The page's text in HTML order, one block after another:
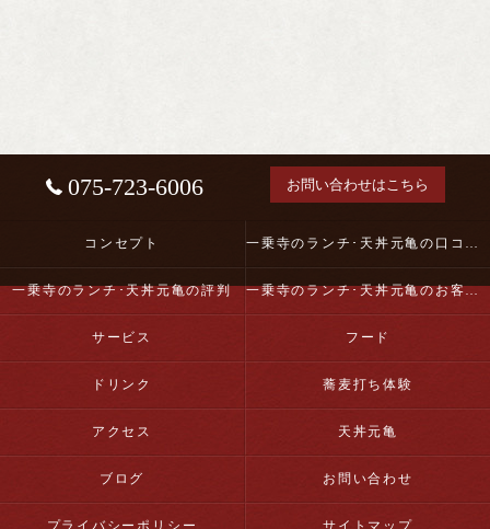
075-723-6006 お問い合わせはこちら
コンセプト 一乗寺のランチ･天丼元亀の口コミ情報
一乗寺のランチ･天丼元亀の評判 一乗寺のランチ･天丼元亀のお客様の声
サービス フード
ドリンク 蕎麦打ち体験
アクセス 天丼元亀
ブログ お問い合わせ
プライバシーポリシー サイトマップ